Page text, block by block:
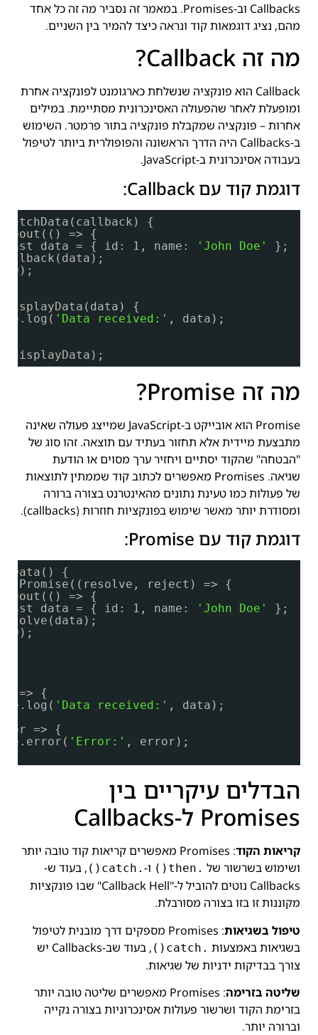
Callbacks וב-Promises. במאמר זה נסביר מה זה כל אחד
מהם, נציג דוגמאות קוד ונראה כיצד להמיר בין השניים.
מה זה Callback?
Callback הוא פונקציה שנשלחת כארגומנט לפונקציה אחרת
ומופעלת לאחר שהפעולה האסינכרונית מסתיימת. במילים
אחרות – פונקציה שמקבלת פונקציה בתור פרמטר. השימוש
ב-Callbacks היה הדרך הראשונה והפופולרית ביותר לטיפול
בעבודה אסינכרונית ב-JavaScript.
דוגמת קוד עם Callback:
fetchData(callback) {
=> {
data = { id: 1, name:
'John Doe'
};
displayData(data) {
'Data received:' , data);
מה זה Promise?
Promise הוא אובייקט ב-JavaScript שמייצג פעולה שאינה
מתבצעת מיידית אלא תחזור בעתיד עם תוצאה. זהו סוג של
"הבטחה" שהקוד יסתיים ויחזיר ערך מסוים או הודעת
שגיאה. Promises מאפשרים לכתוב קוד שממתין לתוצאות
של פעולות כמו טעינת נתונים מהאינטרנט בצורה ברורה
ומסודרת יותר מאשר שימוש בפונקציות חוזרות (callbacks).
דוגמת קוד עם Promise:
{
Promise((resolve, reject) => {
=> {
data = { id: 1, name:
'John Doe'
};
=> {
'Data received:' , data);
=> {
'Error:' , error);
הבדלים עיקריים בין
Promises ל-Callbacks
קריאות הקוד
: Promises מאפשרים קריאות קוד טובה יותר
ושימוש בשרשור של .then() ו- .catch()
, בעוד ש-
Callbacks נוטים להוביל ל-"Callback Hell" שבו פונקציות
מקוננות זו בזו בצורה מסורבלת.
טיפול בשגיאות
: Promises מספקים דרך מובנית לטיפול
בשגיאות באמצעות .catch()
, בעוד שב-Callbacks יש
צורך בבדיקות ידניות של שגיאות.
שליטה בזרימה
: Promises מאפשרים שליטה טובה יותר
בזרימת הקוד ושרשור פעולות אסינכרוניות בצורה נקייה
וברורה יותר.